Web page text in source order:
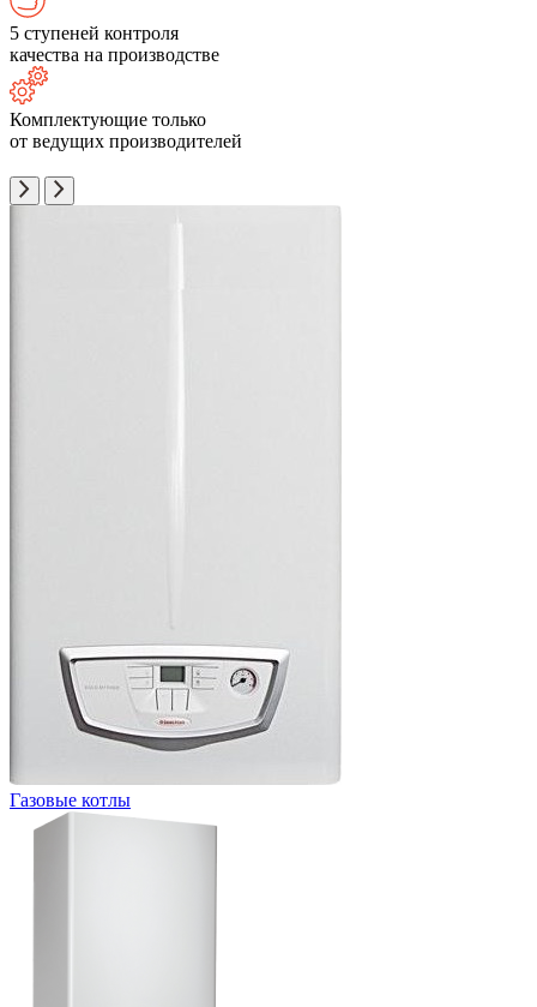
5 ступеней контроля
качества на производстве
Комплектующие только
от ведущих производителей
Газовые котлы